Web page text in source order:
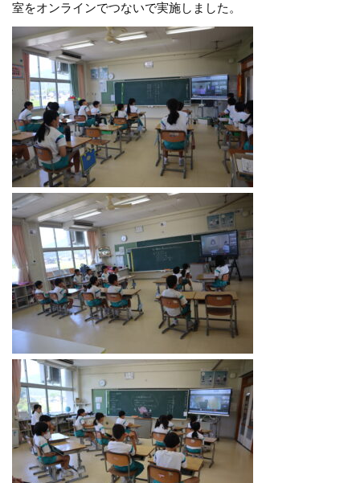
室をオンラインでつないで実施しました。